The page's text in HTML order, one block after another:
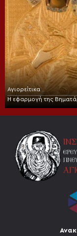
Αγιορείτικα
Η εφαρμογή της